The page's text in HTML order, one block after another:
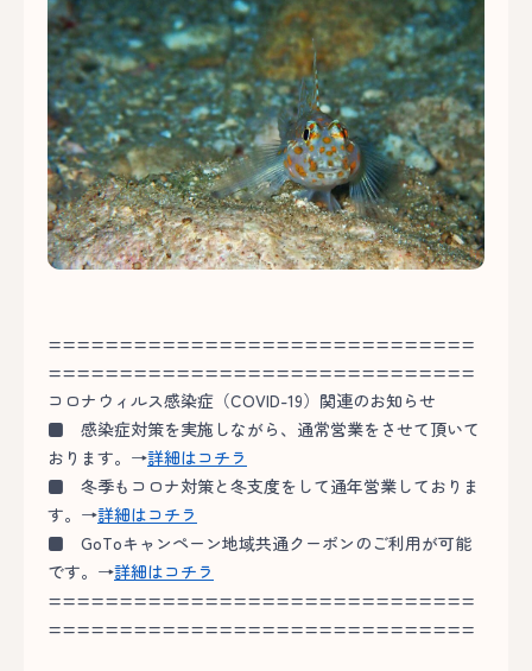
==============================
==============================
コロナウィルス感染症（COVID-19）関連のお知らせ
■ 感染症対策を実施しながら、通常営業をさせて頂いて
おります。→詳細はコチラ
■ 冬季もコロナ対策と冬支度をして通年営業しておりま
す。→詳細はコチラ
■ GoToキャンペーン地域共通クーポンのご利用が可能
です。→詳細はコチラ
==============================
==============================